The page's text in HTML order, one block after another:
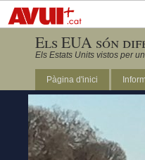
Els EUA són
Els Estats Units vistos per
Pàgina d'inici